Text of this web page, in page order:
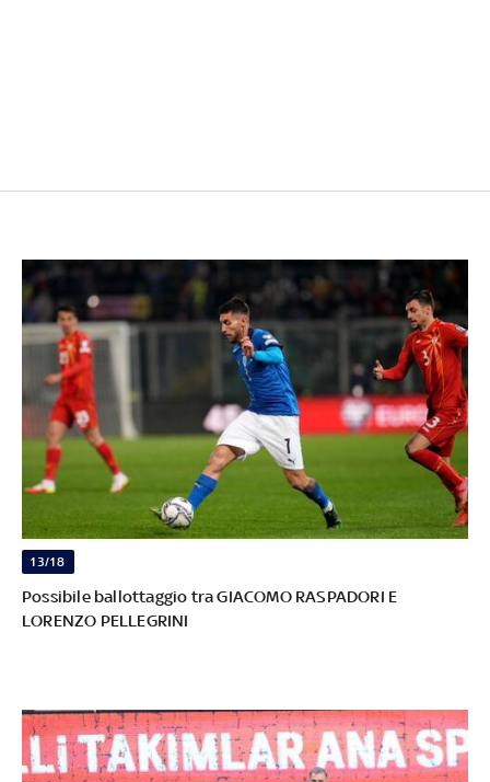
13/18
Possibile ballottaggio tra GIACOMO RASPADORI E
LORENZO PELLEGRINI